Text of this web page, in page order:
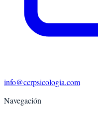
info@ccrpsicologia.com
Navegación